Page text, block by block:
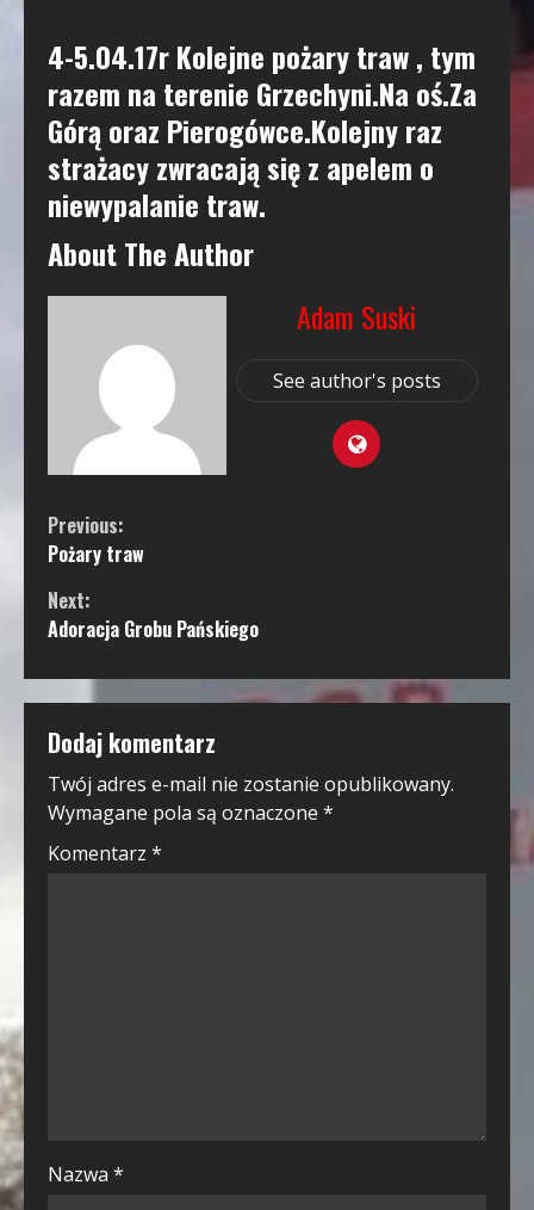
4-5.04.17r Kolejne pożary traw , tym
razem na terenie Grzechyni.Na oś.Za
Górą oraz Pierogówce.Kolejny raz
strażacy zwracają się z apelem o
niewypalanie traw.
About The Author
Adam Suski
See author's posts
Continue
Reading
Previous:
Pożary traw
Next:
Adoracja Grobu Pańskiego
Dodaj komentarz
Twój adres e-mail nie zostanie opublikowany.
Wymagane pola są oznaczone *
Komentarz *
Nazwa *